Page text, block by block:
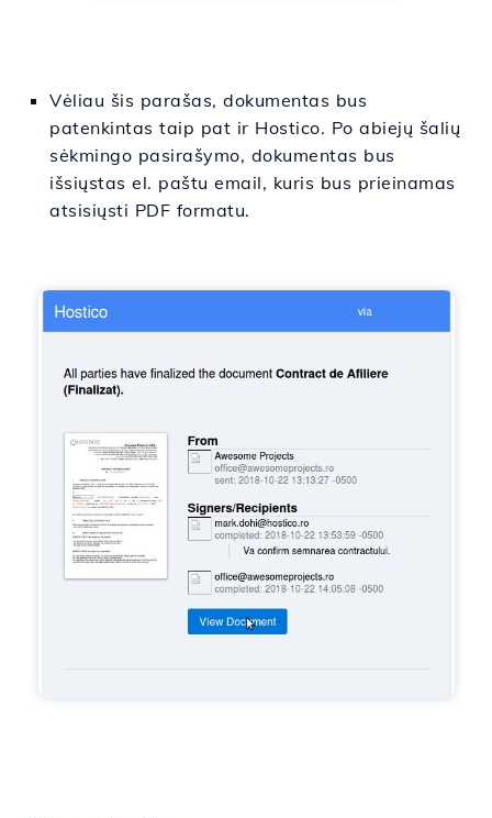
Vėliau šis parašas, dokumentas bus
patenkintas taip pat ir Hostico. Po abiejų šalių
sėkmingo pasirašymo, dokumentas bus
išsiųstas el. paštu email, kuris bus prieinamas
atsisiųsti PDF formatu.